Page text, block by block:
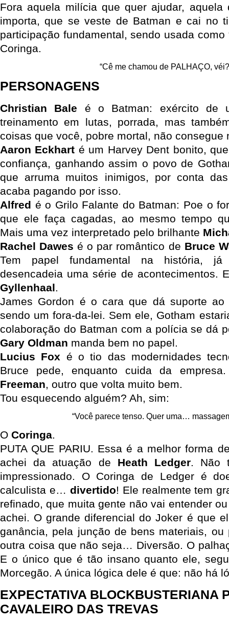
Fora aquela milícia que quer ajudar,
importa, que se veste de Batman e cai no
participação fundamental, sendo usada como
Coringa.
“Cê me chamou de PALHAÇO,
PERSONAGENS
Christian Bale é o Batman: exército de
treinamento em lutas, porrada, mas
coisas que você, pobre mortal, não consegue
Aaron Eckhart é um Harvey Dent bonito,
confiança, ganhando assim o povo de
que arruma muitos inimigos, por conta
acaba pagando por isso.
Alfred é o Grilo Falante do Batman: Poe o
que ele faça cagadas, ao mesmo tempo
Mais uma vez interpretado pelo brilhante
Rachel Dawes é o par romântico de Bruce
Tem papel fundamental na história,
desencadeia uma série de acontecimentos.
Gyllenhaal.
James Gordon é o cara que dá suporte ao
sendo um fora-da-lei. Sem ele, Gotham
colaboração do Batman com a polícia se dá
Gary Oldman manda bem no papel.
Lucius Fox é o tio das modernidades
Bruce pede, enquanto cuida da
Freeman, outro que volta muito bem.
Tou esquecendo alguém? Ah, sim:
“Você parece tenso. Quer uma…
O Coringa.
PUTA QUE PARIU. Essa é a melhor forma
achei da atuação de Heath Ledger. Não
impressionado. O Coringa de Ledger é
calculista e… divertido! Ele realmente tem
refinado, que muita gente não vai entender
achei. O grande diferencial do Joker é que
ganância, pela junção de bens materiais,
outra coisa que não seja… Diversão. O
E o único que é tão insano quanto ele,
Morcegão. A única lógica dele é que: não há
EXPECTATIVA BLOCKBUSTERIANA
CAVALEIRO DAS TREVAS